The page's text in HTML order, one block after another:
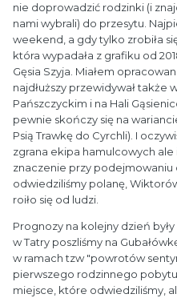
nie doprowadzić rodzinki (i
nami wybrali) do przesytu.
weekend, a gdy tylko zrobiła
która wypadała z grafiku od
Gęsia Szyja. Miałem
najdłuższy przewidywał także
Pańszczyckim i na Hali
pewnie skończy się na
Psią Trawkę do Cyrchli). I
zgrana ekipa hamulcowych
znaczenie przy podejmowaniu
odwiedziliśmy polanę,
roiło się od ludzi.
Prognozy na kolejny dzień
w Tatry poszliśmy na
w ramach tzw "powrotów
pierwszego rodzinnego
miejsce, które odwiedziliśmy,